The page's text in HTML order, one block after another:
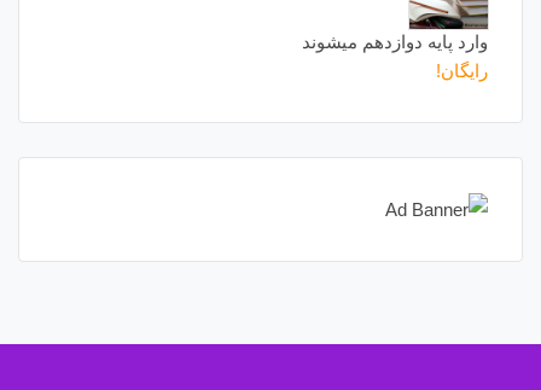
وارد پایه دوازدهم میشوند
رایگان!